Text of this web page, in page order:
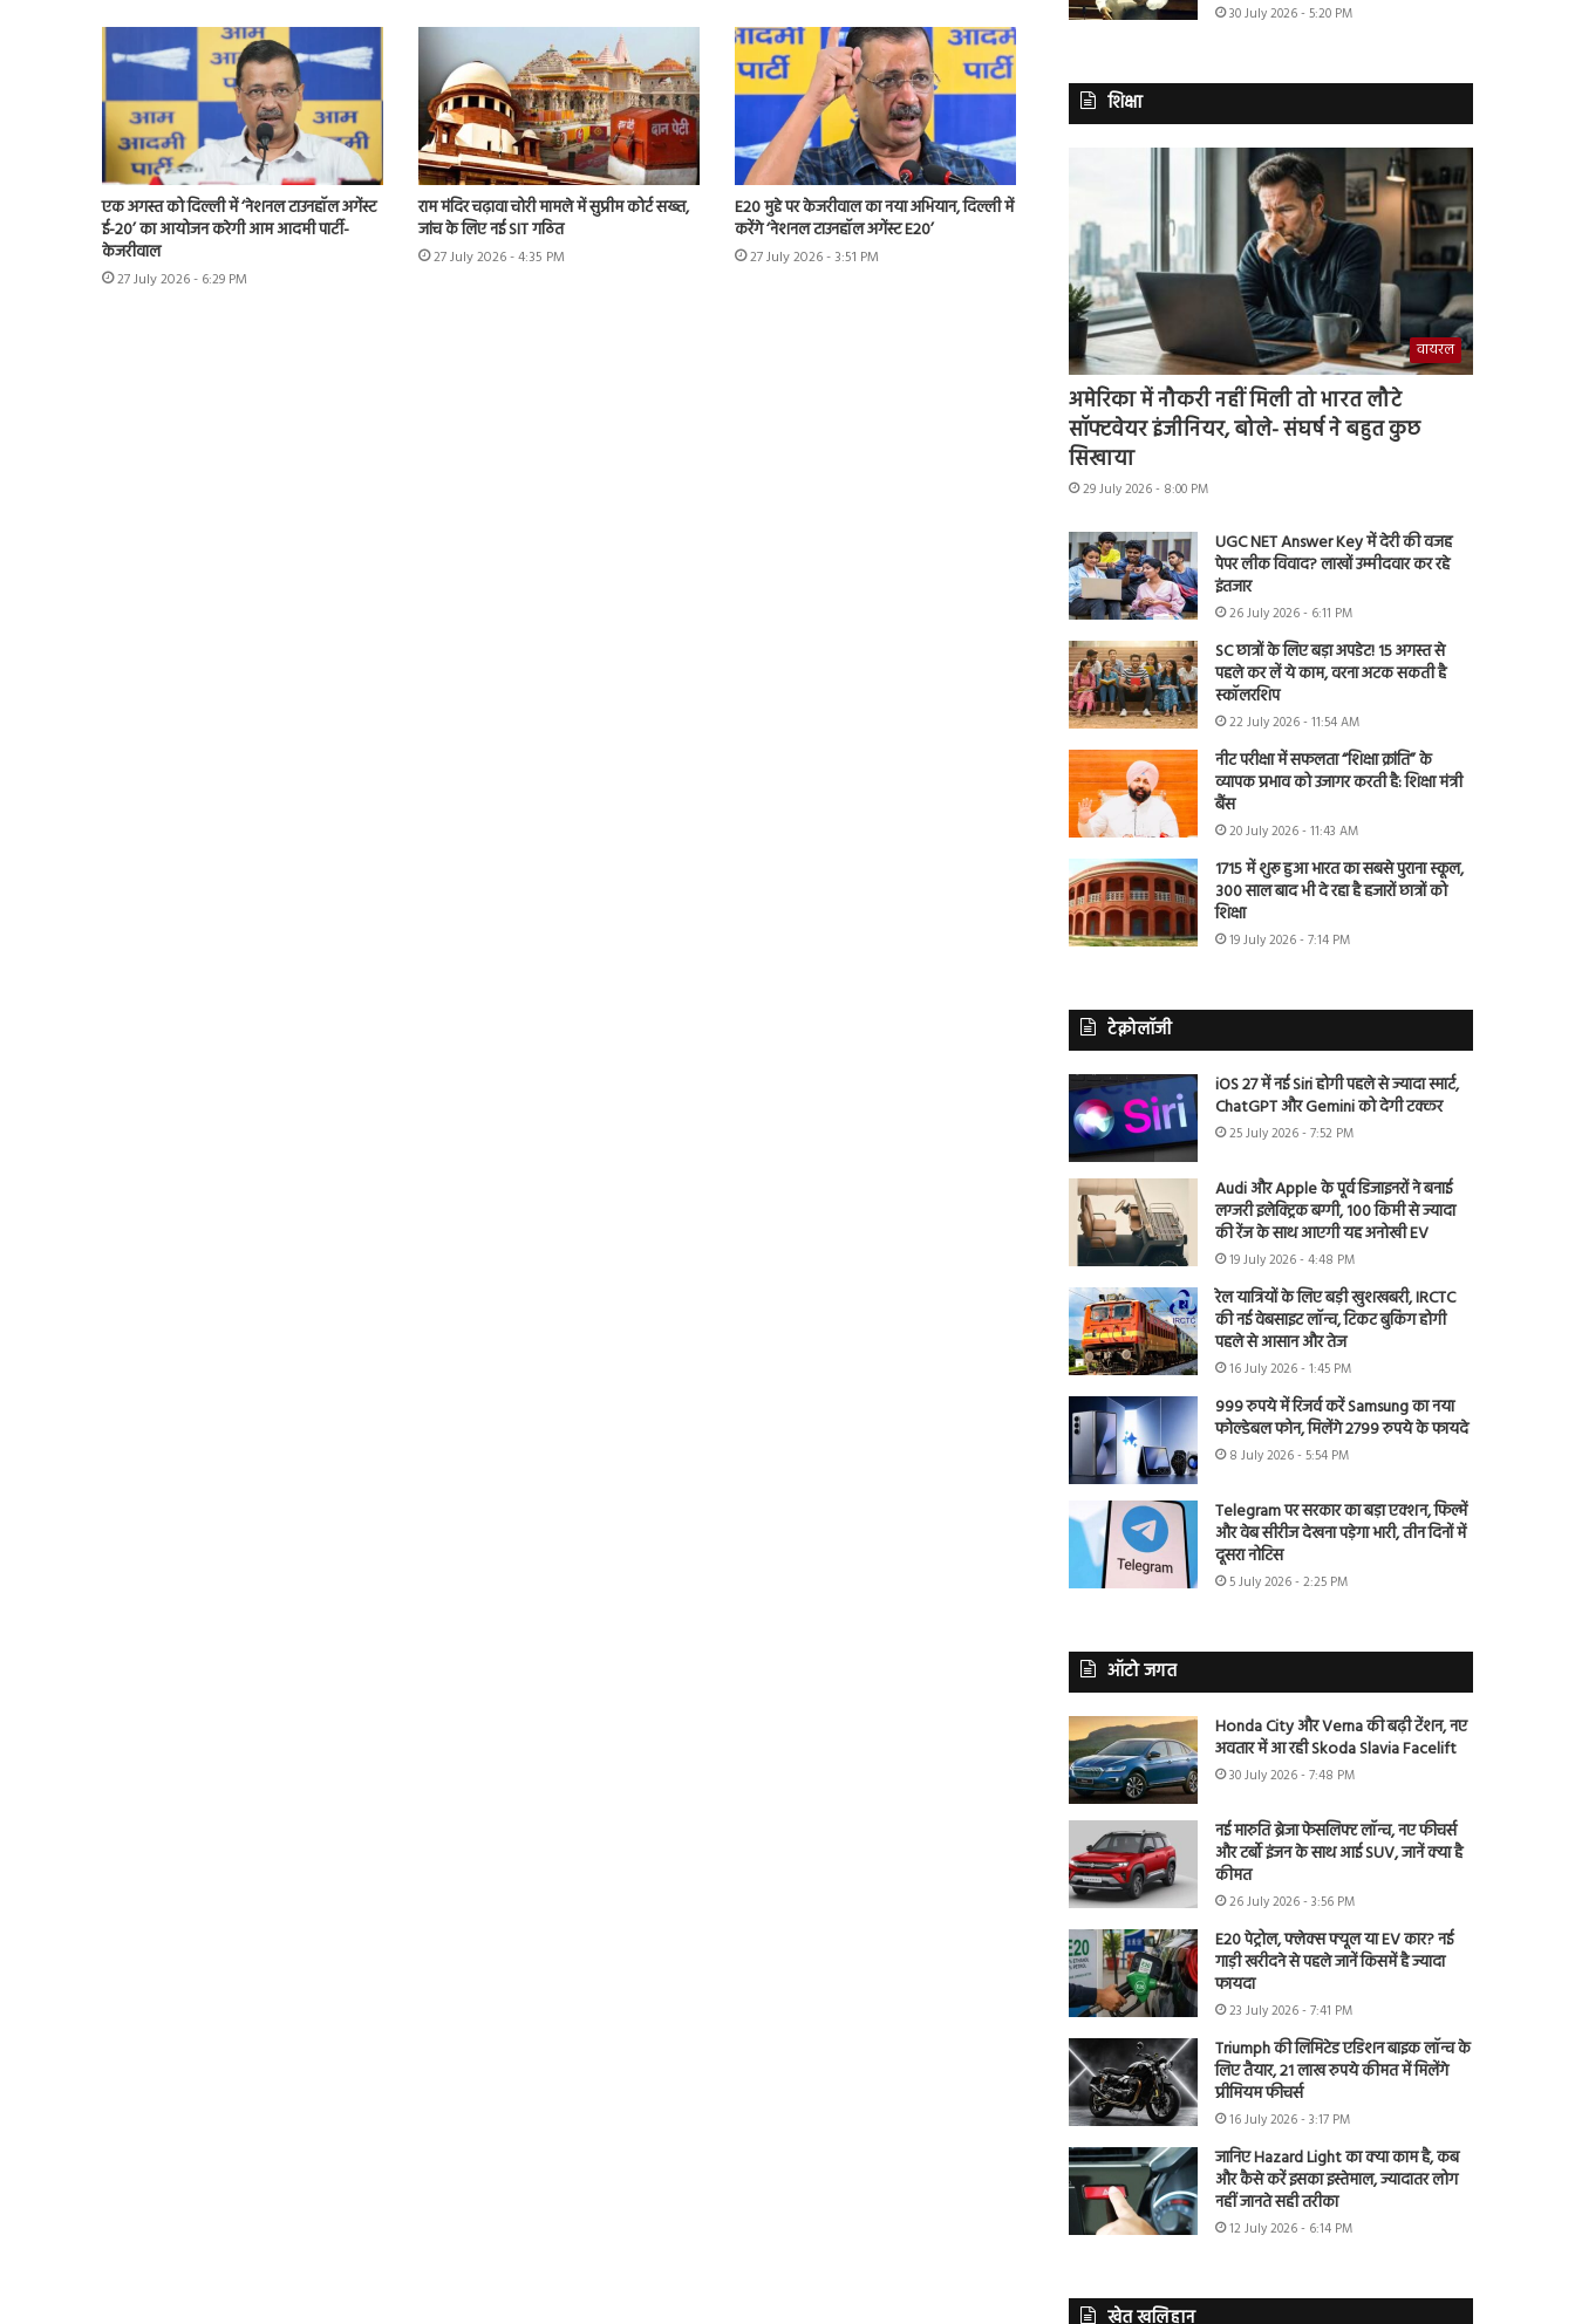
एक अगस्त को दिल्ली में ‘नेशनल टाउनहॉल अगेंस्ट
ई-20’ का आयोजन करेगी आम आदमी पार्टी-
केजरीवाल
27 July 2026 - 6:29 PM
राम मंदिर चढ़ावा चोरी मामले में सुप्रीम कोर्ट सख्त,
जांच के लिए नई SIT गठित
27 July 2026 - 4:35 PM
E20 मुद्दे पर केजरीवाल का नया अभियान, दिल्ली में
करेंगे ‘नेशनल टाउनहॉल अगेंस्ट E20’
27 July 2026 - 3:51 PM
30 July 2026 - 5:20 PM
शिक्षा
वायरल
अमेरिका में नौकरी नहीं मिली तो भारत लौटे
सॉफ्टवेयर इंजीनियर, बोले- संघर्ष ने बहुत कुछ
सिखाया
29 July 2026 - 8:00 PM
UGC NET Answer Key में देरी की वजह
पेपर लीक विवाद? लाखों उम्मीदवार कर रहे
इंतजार
26 July 2026 - 6:11 PM
SC छात्रों के लिए बड़ा अपडेट! 15 अगस्त से
पहले कर लें ये काम, वरना अटक सकती है
स्कॉलरशिप
22 July 2026 - 11:54 AM
नीट परीक्षा में सफलता “शिक्षा क्रांति” के
व्यापक प्रभाव को उजागर करती है: शिक्षा मंत्री
बैंस
20 July 2026 - 11:43 AM
1715 में शुरू हुआ भारत का सबसे पुराना स्कूल,
300 साल बाद भी दे रहा है हजारों छात्रों को
शिक्षा
19 July 2026 - 7:14 PM
टेक्नोलॉजी
iOS 27 में नई Siri होगी पहले से ज्यादा स्मार्ट,
ChatGPT और Gemini को देगी टक्कर
25 July 2026 - 7:52 PM
Audi और Apple के पूर्व डिजाइनरों ने बनाई
लग्जरी इलेक्ट्रिक बग्गी, 100 किमी से ज्यादा
की रेंज के साथ आएगी यह अनोखी EV
19 July 2026 - 4:48 PM
रेल यात्रियों के लिए बड़ी खुशखबरी, IRCTC
की नई वेबसाइट लॉन्च, टिकट बुकिंग होगी
पहले से आसान और तेज
16 July 2026 - 1:45 PM
999 रुपये में रिजर्व करें Samsung का नया
फोल्डेबल फोन, मिलेंगे 2799 रुपये के फायदे
8 July 2026 - 5:54 PM
Telegram पर सरकार का बड़ा एक्शन, फिल्में
और वेब सीरीज देखना पड़ेगा भारी, तीन दिनों में
दूसरा नोटिस
5 July 2026 - 2:25 PM
ऑटो जगत
Honda City और Verna की बढ़ी टेंशन, नए
अवतार में आ रही Skoda Slavia Facelift
30 July 2026 - 7:48 PM
नई मारुति ब्रेजा फेसलिफ्ट लॉन्च, नए फीचर्स
और टर्बो इंजन के साथ आई SUV, जानें क्या है
कीमत
26 July 2026 - 3:56 PM
E20 पेट्रोल, फ्लेक्स फ्यूल या EV कार? नई
गाड़ी खरीदने से पहले जानें किसमें है ज्यादा
फायदा
23 July 2026 - 7:41 PM
Triumph की लिमिटेड एडिशन बाइक लॉन्च के
लिए तैयार, 21 लाख रुपये कीमत में मिलेंगे
प्रीमियम फीचर्स
16 July 2026 - 3:17 PM
जानिए Hazard Light का क्या काम है, कब
और कैसे करें इसका इस्तेमाल, ज्यादातर लोग
नहीं जानते सही तरीका
12 July 2026 - 6:14 PM